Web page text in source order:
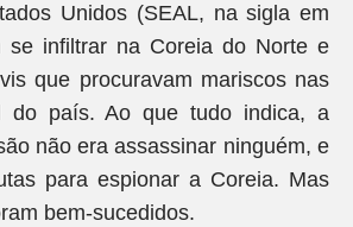
Unidos (SEAL, na sigla em
se infiltrar na Coreia do Norte e
que procuravam mariscos nas
do país. Ao que tudo indica, a
não era assassinar ninguém, e
para espionar a Coreia. Mas
bem-sucedidos.